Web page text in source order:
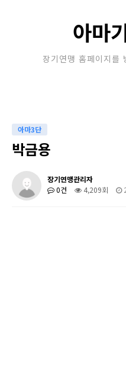
아마
장기연맹 홈페이지를
아마3단
박금용
장기연맹관리자
0건
4,209회